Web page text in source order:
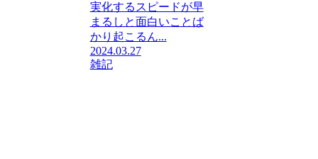
実化するスピードが早
まるしと面白いことば
かり起こるん...
2024.03.27
雑記